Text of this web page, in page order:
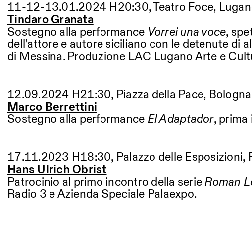
11-12-13.01.2024 H20:30, Teatro Foce,
Tindaro Granata
Sostegno alla performance Vorrei una voce,
dell’attore e autore siciliano con le detenute di
di Messina. Produzione LAC Lugano Arte e
12.09.2024 H21:30, Piazza della Pace, Bologna
Marco Berrettini
Sostegno alla performance El Adaptador, prima
17.11.2023 H18:30, Palazzo delle Esposizioni,
Hans Ulrich Obrist
Patrocinio al primo incontro della serie Roman
Radio 3 e Azienda Speciale Palaexpo.